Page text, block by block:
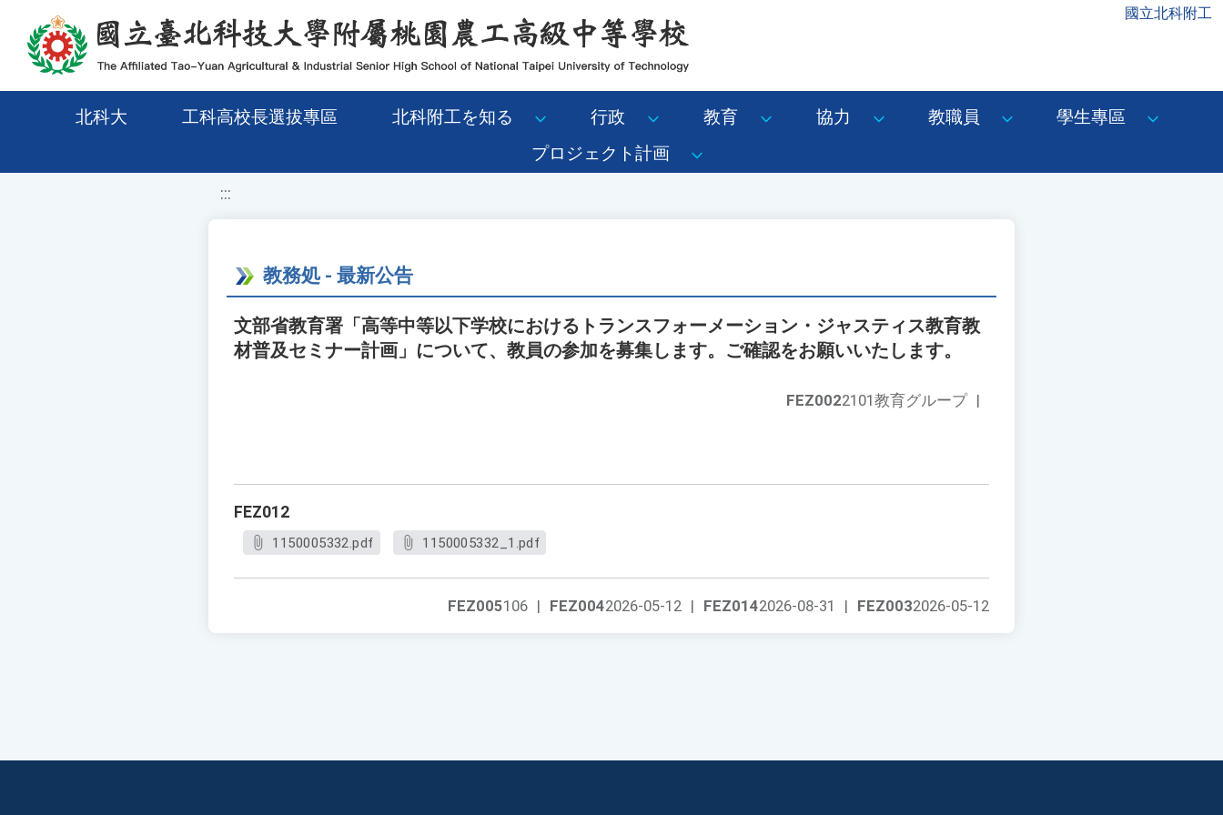
移至網頁之主要內容區位置 國立北科附工
北科大 工科高校長選拔專區 北科附工を知る 行政 教育 協力 教職員
學生專區
プロジェクト計画
:::
教務処 - 最新公告
文部省教育署「高等中等以下学校におけるトランスフォーメーション・ジャスティス教育教
材普及セミナー計画」について、教員の参加を募集します。ご確認をお願いいたします。
FEZ0022101教育グループ |
FEZ012
1150005332.pdf 1150005332_1.pdf
FEZ0032026-05-12
FEZ0142026-08-31 |
FEZ0042026-05-12 |
FEZ005106 |